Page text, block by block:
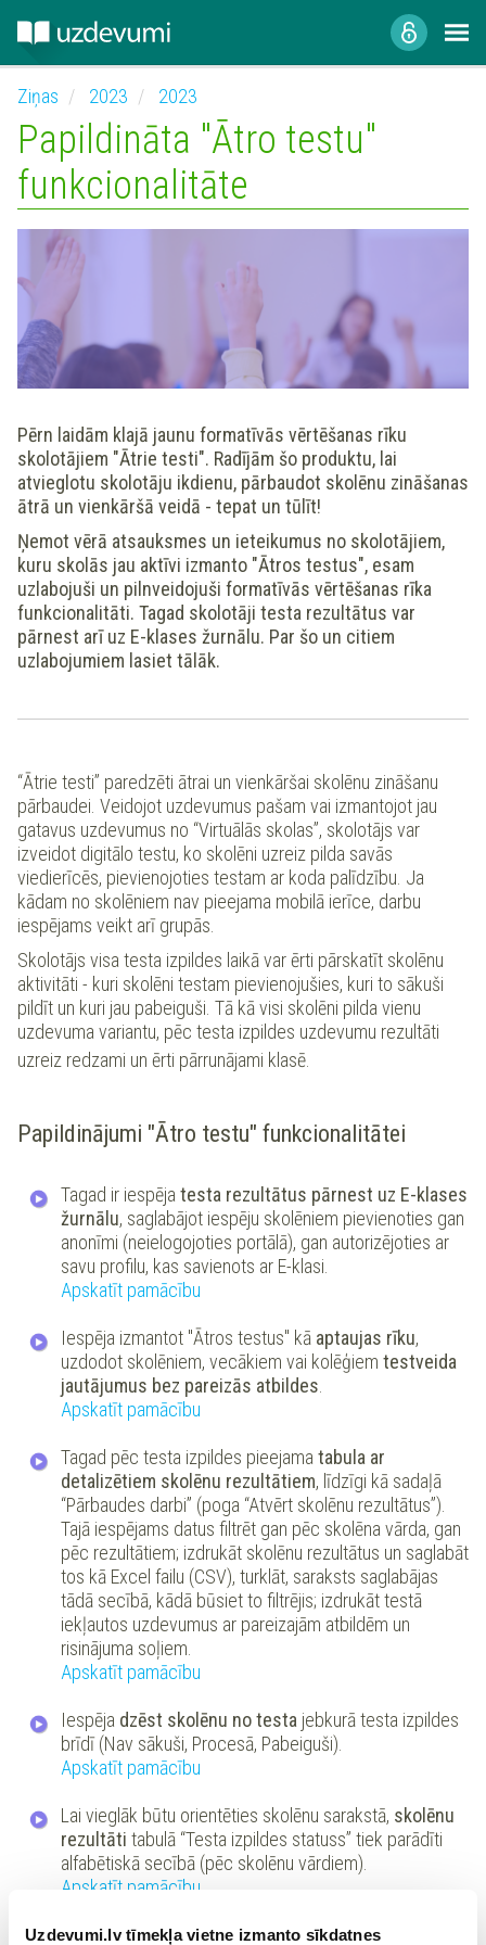
Uzdevumi.lv tīmekļa vietne izmanto sīkdatnes
Ziņas 2023 2023
Papildināta "Ātro testu"
funkcionalitāte
Pērn laidām klajā jaunu formatīvās vērtēšanas rīku
skolotājiem "Ātrie testi". Radījām šo produktu, lai
atvieglotu skolotāju ikdienu, pārbaudot skolēnu zināšanas
ātrā un vienkāršā veidā - tepat un tūlīt!
Ņemot vērā atsauksmes un ieteikumus no skolotājiem,
kuru skolās jau aktīvi izmanto "Ātros testus", esam
uzlabojuši un pilnveidojuši formatīvās vērtēšanas rīka
funkcionalitāti. Tagad skolotāji testa rezultātus var
pārnest arī uz E-klases žurnālu. Par šo un citiem
uzlabojumiem lasiet tālāk.
“Ātrie testi” paredzēti ātrai un vienkāršai skolēnu zināšanu
pārbaudei. Veidojot uzdevumus pašam vai izmantojot jau
gatavus uzdevumus no “Virtuālās skolas”, skolotājs var
izveidot digitālo testu, ko skolēni uzreiz pilda savās
viedierīcēs, pievienojoties testam ar koda palīdzību. Ja
kādam no skolēniem nav pieejama mobilā ierīce, darbu
iespējams veikt arī grupās.
Skolotājs visa testa izpildes laikā var ērti pārskatīt skolēnu
aktivitāti - kuri skolēni testam pievienojušies, kuri to sākuši
pildīt un kuri jau pabeiguši. Tā kā visi skolēni pilda vienu
uzdevuma variantu, pēc testa izpildes uzdevumu rezultāti
uzreiz redzami un ērti pārrunājami klasē.
Papildinājumi "Ātro testu" funkcionalitātei
Tagad ir iespēja testa rezultātus pārnest uz E-klases
žurnālu, saglabājot iespēju skolēniem pievienoties gan
anonīmi (neielogojoties portālā), gan autorizējoties ar
savu profilu, kas savienots ar E-klasi.
Apskatīt pamācību
Iespēja izmantot "Ātros testus" kā aptaujas rīku,
uzdodot skolēniem, vecākiem vai kolēģiem testveida
jautājumus bez pareizās atbildes
Apskatīt pamācību
Tagad pēc testa izpildes pieejama tabula ar
detalizētiem skolēnu rezultātiem, līdzīgi kā sadaļā
“Pārbaudes darbi” (poga “Atvērt skolēnu rezultātus”).
Tajā iespējams datus filtrēt gan pēc skolēna vārda, gan
pēc rezultātiem; izdrukāt skolēnu rezultātus un saglabāt
tos kā Excel failu (CSV), turklāt, saraksts saglabājas
tādā secībā, kādā būsiet to filtrējis; izdrukāt testā
iekļautos uzdevumus ar pareizajām atbildēm un
risinājuma soļiem.
Apskatīt pamācību
Iespēja dzēst skolēnu no testa jebkurā testa izpildes
brīdī (Nav sākuši, Procesā, Pabeiguši).
Apskatīt pamācību
Lai vieglāk būtu orientēties skolēnu sarakstā, skolēnu
rezultāti tabulā “Testa izpildes statuss” tiek parādīti
alfabētiskā secībā (pēc skolēnu vārdiem).
Apskatīt pamācību
Iespējaveidot testu jau no kāda gatava pārbaudes